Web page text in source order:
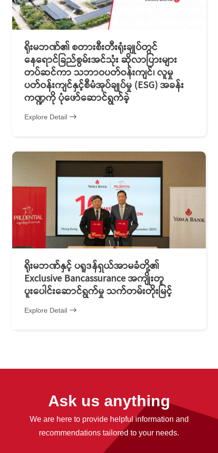
ရိုးမဘဏ်၏ စတားစီးတီးရုံးချုပ်တွင်
နေရောင်ခြည်စွမ်းအင်သုံး ဆိုလာပြားများ
တပ်ဆင်ကာ သဘာဝပတ်ဝန်းကျင်၊ လူမှု
ပတ်ဝန်းကျင်နှင့်စီမံအုပ်ချုပ်မှု (ESG) အခန်း
ကဏ္ဍကို ပုံဖော်ဆောင်ရွက်ခဲ့
Explore Detail
ရိုးမဘဏ်နှင့် ပရူဒန်ရှယ်အာမခံတို့၏
Exclusive Bancassurance အကျိုးတူ
ပူးပေါင်းဆောင်ရွက်မှု သက်တမ်းတိုးမြင့်
Explore Detail
Ask us anything
We are here to provide helpful information and
recommendations tailored to your needs.